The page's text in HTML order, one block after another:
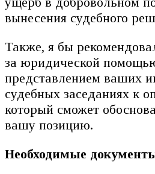
вынесения судебного
Также, я бы
за юридической
представлением ваших
судебных заседаниях к
который сможет
вашу позицию.
Необходимые